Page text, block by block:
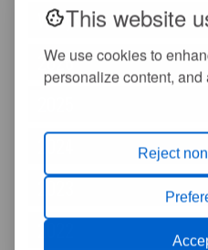
This website
We use cookies to
personalize content, and
Reject
Wszystkie
2026
2023
2022